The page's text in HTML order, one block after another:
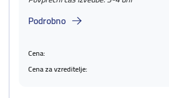
Podrobno
Cena:
Cena za vzreditelje: